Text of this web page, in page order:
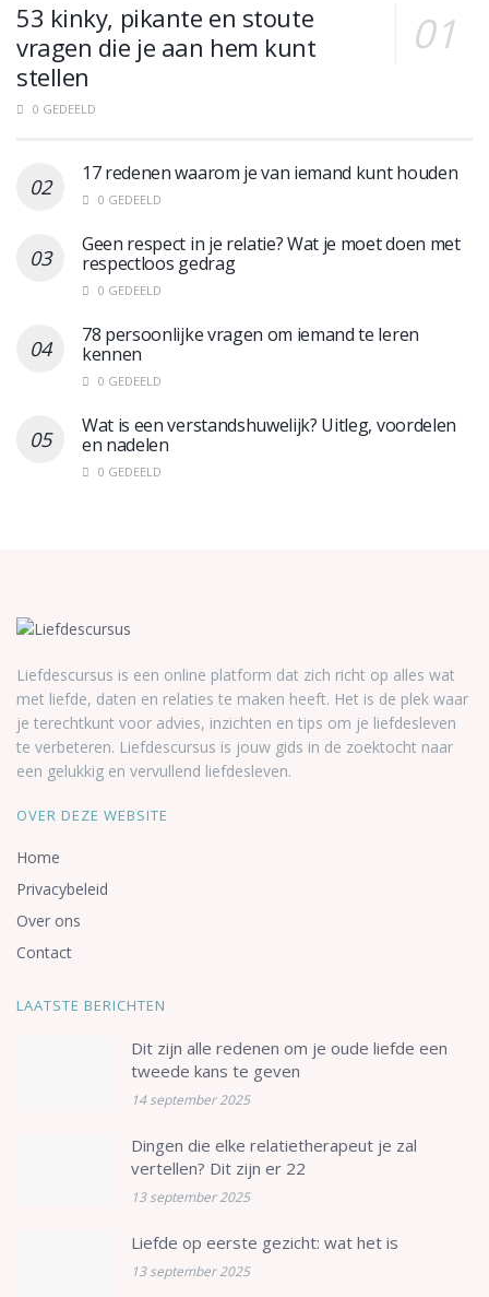
53 kinky, pikante en stoute
vragen die je aan hem kunt
stellen
0 GEDEELD
17 redenen waarom je van iemand kunt houden
0 GEDEELD
Geen respect in je relatie? Wat je moet doen met
respectloos gedrag
0 GEDEELD
78 persoonlijke vragen om iemand te leren
kennen
0 GEDEELD
Wat is een verstandshuwelijk? Uitleg, voordelen
en nadelen
0 GEDEELD
Liefdescursus is een online platform dat zich richt op alles wat
met liefde, daten en relaties te maken heeft. Het is de plek waar
je terechtkunt voor advies, inzichten en tips om je liefdesleven
te verbeteren. Liefdescursus is jouw gids in de zoektocht naar
een gelukkig en vervullend liefdesleven.
OVER DEZE WEBSITE
Home
Privacybeleid
Over ons
Contact
LAATSTE BERICHTEN
Dit zijn alle redenen om je oude liefde een
tweede kans te geven
14 september 2025
Dingen die elke relatietherapeut je zal
vertellen? Dit zijn er 22
13 september 2025
Liefde op eerste gezicht: wat het is
13 september 2025